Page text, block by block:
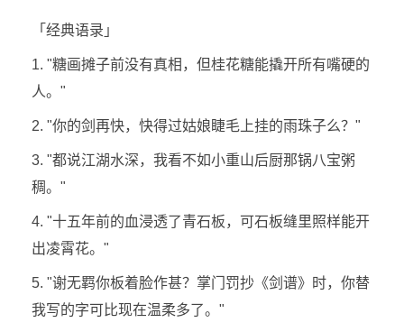
「经典语录」
1. "糖画摊子前没有真相，但桂花糖能撬开所有嘴硬的
人。"
2. "你的剑再快，快得过姑娘睫毛上挂的雨珠子么？"
3. "都说江湖水深，我看不如小重山后厨那锅八宝粥
稠。"
4. "十五年前的血浸透了青石板，可石板缝里照样能开
出凌霄花。"
5. "谢无羁你板着脸作甚？掌门罚抄《剑谱》时，你替
我写的字可比现在温柔多了。"